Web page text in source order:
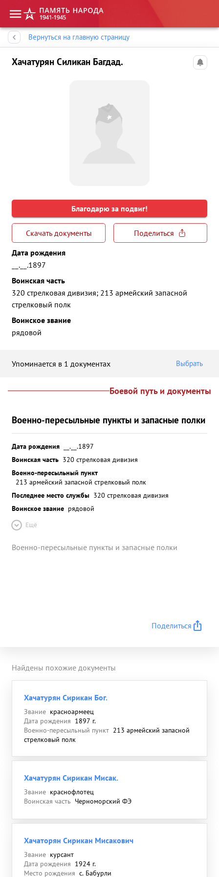
Вернуться на главную страницу
Хачатурян Силикан Багдад.
Благодарю за подвиг!
Скачать документы
Поделиться
Дата рождения
__.__.1897
Воинская часть
320 стрелковая дивизия; 213 армейский запасной
стрелковый полк
Воинское звание
рядовой
Упоминается в 1 документах Выбрать
Боевой путь и документы
Военно-пересыльные пункты и запасные полки
Дата рождения
__.__.1897
Воинская часть 320 стрелковая дивизия
Военно-пересыльный пункт
213 армейский запасной стрелковый полк
Последнее место службы 320 стрелковая дивизия
Воинское звание рядовой
Ещё
Военно-пересыльные пункты и запасные полки
Поделиться
Найдены похожие документы
Хачатурян Сирикан Бог.
Звание красноармеец
Дата рождения 1897 г.
Военно-пересыльный пункт 213 армейский запасной
стрелковый полк
Хачатурян Сирикан Мисак.
Звание краснофлотец
Воинская часть Черноморский ФЭ
Хачаторян Сирикан Мисакович
Звание курсант
Дата рождения 1924 г.
Место рождения с. Бабурли
Память народа